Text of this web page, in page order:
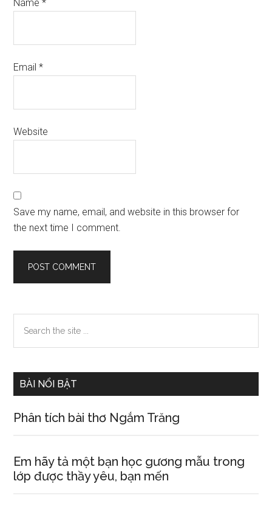
Name*
Email*
Website
Save my name, email, and website in this browser for
the next time I comment.
Primary
Sidebar
the
BÀI NỔI BẬT
Phân tích bài thơ Ngắm Trăng
Em hãy tả một bạn học gương mẫu trong
lớp được thầy yêu, bạn mến